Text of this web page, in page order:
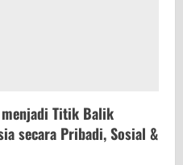
Titik Balik
secara Pribadi, Sosial &